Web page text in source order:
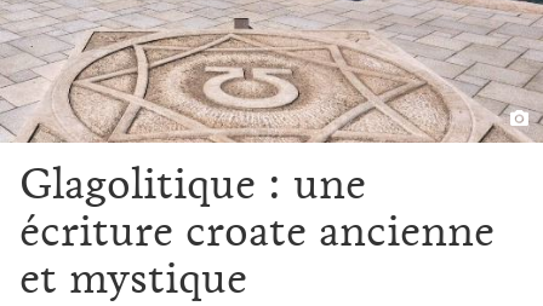
Glagolitique : une
écriture croate ancienne
et mystique